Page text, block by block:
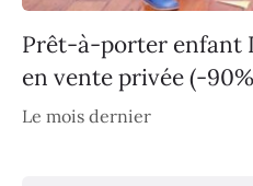
Prêt-à-porter enfant
en vente privée (-
Le mois dernier